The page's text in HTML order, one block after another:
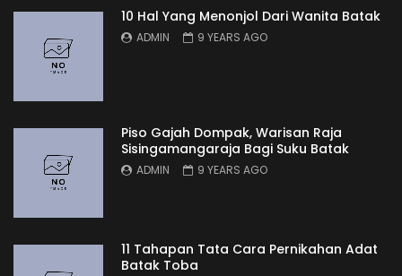
10 Hal Yang Menonjol Dari Wanita Batak
ADMIN 9 YEARS AGO
Piso Gajah Dompak, Warisan Raja
Sisingamangaraja Bagi Suku Batak
ADMIN 9 YEARS AGO
11 Tahapan Tata Cara Pernikahan Adat
Batak Toba